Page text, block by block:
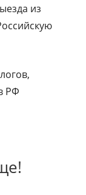
из
РФ